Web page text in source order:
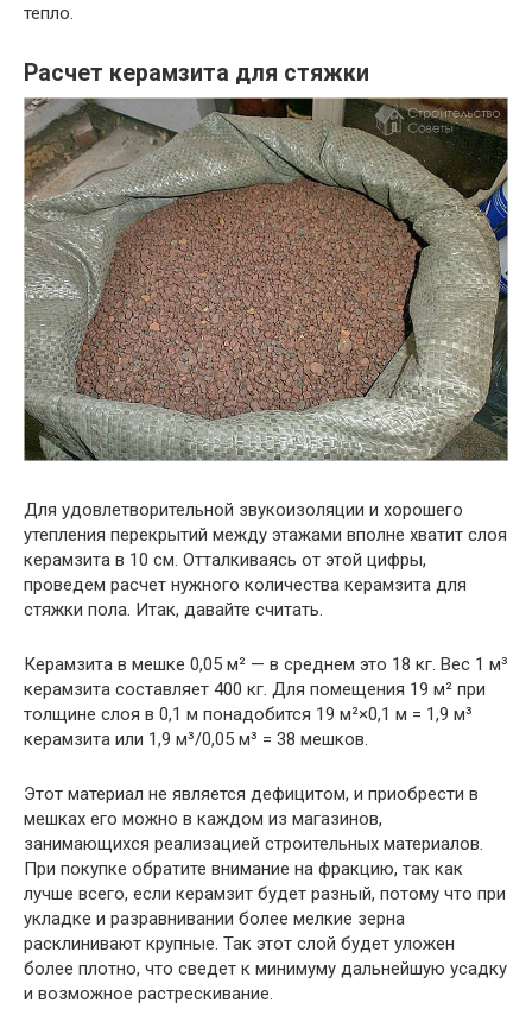
тепло.
Расчет керамзита для стяжки
Для удовлетворительной звукоизоляции и хорошего
утепления перекрытий между этажами вполне хватит слоя
керамзита в 10 см. Отталкиваясь от этой цифры,
проведем расчет нужного количества керамзита для
стяжки пола. Итак, давайте считать.
Керамзита в мешке 0,05 м² — в среднем это 18 кг. Вес 1 м³
керамзита составляет 400 кг. Для помещения 19 м² при
толщине слоя в 0,1 м понадобится 19 м²×0,1 м = 1,9 м³
керамзита или 1,9 м³/0,05 м³ = 38 мешков.
Этот материал не является дефицитом, и приобрести в
мешках его можно в каждом из магазинов,
занимающихся реализацией строительных материалов.
При покупке обратите внимание на фракцию, так как
лучше всего, если керамзит будет разный, потому что при
укладке и разравнивании более мелкие зерна
расклинивают крупные. Так этот слой будет уложен
более плотно, что сведет к минимуму дальнейшую усадку
и возможное растрескивание.